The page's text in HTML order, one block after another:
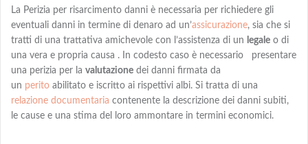
La Perizia per risarcimento danni è necessaria per richiedere gli
eventuali danni in termine di denaro ad un’assicurazione, sia che si
tratti di una trattativa amichevole con l’assistenza di un legale o di
una vera e propria causa . In codesto caso è necessario presentare
una perizia per la valutazione dei danni firmata da
un perito abilitato e iscritto ai rispettivi albi. Si tratta di una
relazione documentaria contenente la descrizione dei danni subiti,
le cause e una stima del loro ammontare in termini economici.